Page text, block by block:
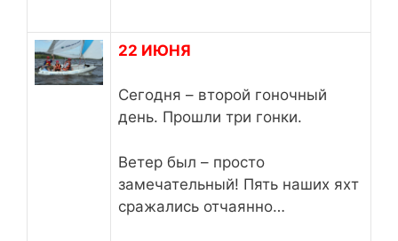
22 ИЮНЯ
Сегодня – второй гоночный
день. Прошли три гонки.
Ветер был – просто
замечательный! Пять наших яхт
сражались отчаянно…